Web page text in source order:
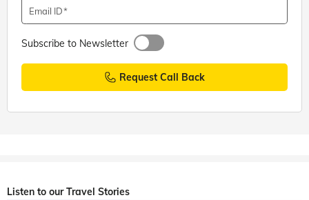
Email ID
Subscribe to Newsletter
Request Call Back
Listen to our Travel Stories